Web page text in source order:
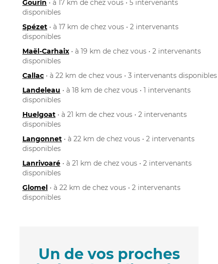
Gourin • à 17 km de chez vous • 5 intervenants
disponibles
Spézet • à 17 km de chez vous • 2 intervenants
disponibles
Maël-Carhaix • à 19 km de chez vous • 2 intervenants
disponibles
Callac • à 22 km de chez vous • 3 intervenants disponibles
Landeleau • à 18 km de chez vous • 1 intervenants
disponibles
Huelgoat • à 21 km de chez vous • 2 intervenants
disponibles
Langonnet • à 22 km de chez vous • 2 intervenants
disponibles
Lanrivoaré • à 21 km de chez vous • 2 intervenants
disponibles
Glomel • à 22 km de chez vous • 2 intervenants
disponibles
Un de vos proches